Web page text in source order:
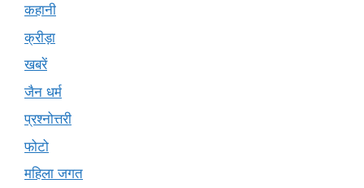
कहानी
क्रीड़ा
खबरें
जैन धर्म
प्रश्नोत्तरी
फोटो
महिला जगत